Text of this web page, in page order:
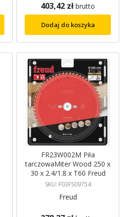
403,42 zł brutto
Dodaj do koszyka
FR23W002M Piła
tarczowaMiter Wood 250 x
30 x 2.4/1.8 x T60 Freud
SKU: F03FS09754
Freud